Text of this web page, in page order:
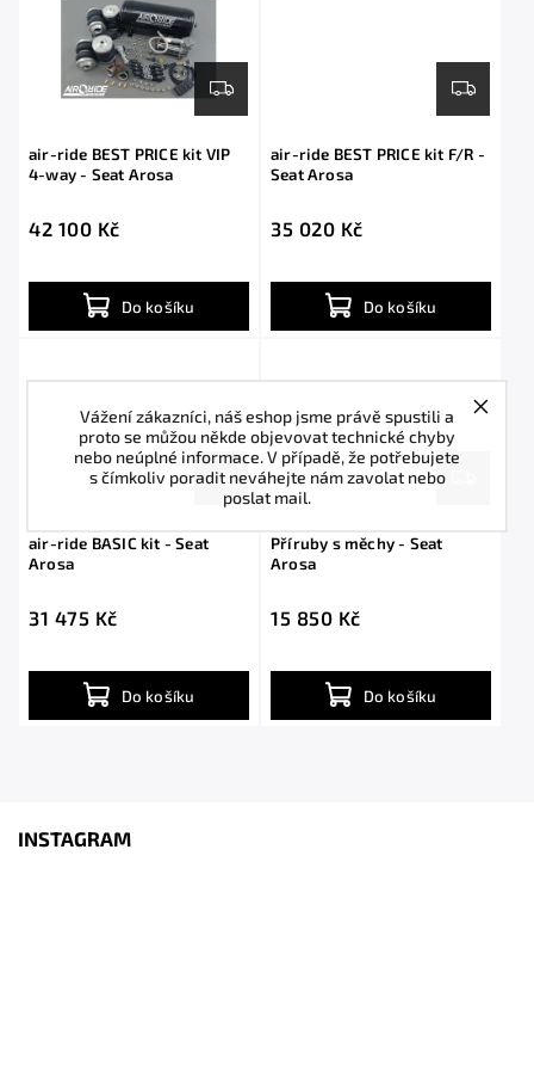
Vážení zákazníci, náš eshop jsme právě spustili a
proto se můžou někde objevovat technické chyby
nebo neúplné informace. V případě, že potřebujete
s čímkoliv poradit neváhejte nám zavolat nebo
poslat mail.
air-ride BEST PRICE kit VIP
4-way - Seat Arosa
42 100 Kč
Do košíku
air-ride BEST PRICE kit F/R -
Seat Arosa
35 020 Kč
Do košíku
air-ride BASIC kit - Seat
Arosa
31 475 Kč
Do košíku
Příruby s měchy - Seat
Arosa
15 850 Kč
Do košíku
INSTAGRAM